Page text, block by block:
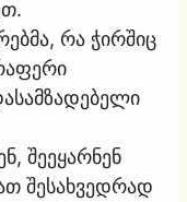
რა ჭირშიც
შეეყარნენ
შესახვედრად